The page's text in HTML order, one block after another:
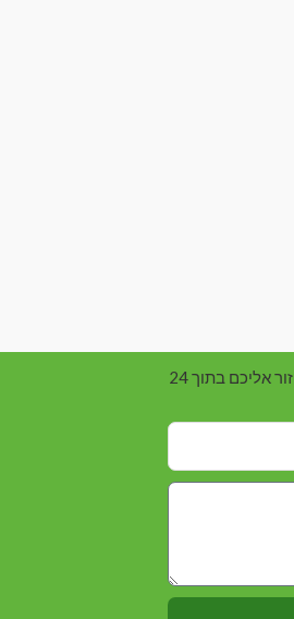
השאירו כאן פרטים, ונציג יחזור אליכם בתוך 24